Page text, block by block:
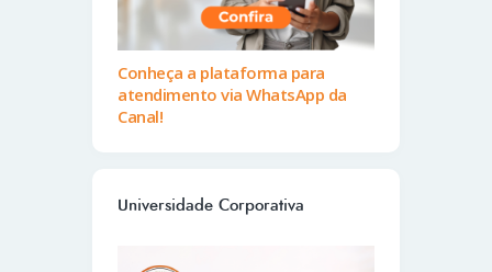
Conheça a plataforma para
atendimento via WhatsApp da
Canal!
Universidade Corporativa